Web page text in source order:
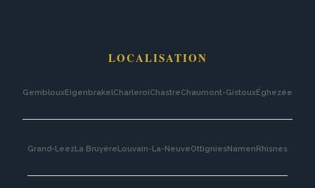
LOCALISATION
Gembloux EigenbrakelCharleroiChastreChaumont-Gistoux Éghezée
Grand-LeezLa Bruyère Louvain-La-NeuveOttigniesNamen Rhisnes